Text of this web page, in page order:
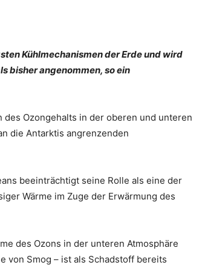
Kühlmechanismen der Erde und wird
bisher angenommen, so ein
Ozongehalts in der oberen und unteren
die Antarktis angrenzenden
beeinträchtigt seine Rolle als eine der
Wärme im Zuge der Erwärmung des
des Ozons in der unteren Atmosphäre
von Smog – ist als Schadstoff bereits